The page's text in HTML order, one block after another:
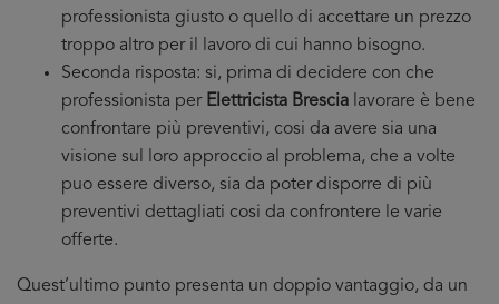
professionista giusto o quello di accettare un prezzo
troppo altro per il lavoro di cui hanno bisogno.
Seconda risposta: si, prima di decidere con che
professionista per Elettricista Brescia lavorare è bene
confrontare più preventivi, cosi da avere sia una
visione sul loro approccio al problema, che a volte
puo essere diverso, sia da poter disporre di più
preventivi dettagliati cosi da confrontere le varie
offerte.
Quest’ultimo punto presenta un doppio vantaggio, da un